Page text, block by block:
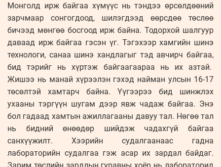
Монголд ирж байгаа хүмүүс нь тэндээ өрсөлдөөний
зарчмаар сонгогдоод, шилэгдээд өөрсдөө төслөө
бичээд мөнгөө босгоод ирж байна. Тодорхой шалгуур
даваад ирж байгаа гэсэн үг. Тэгэхээр хамгийн шинэ
технологи, санаа шинэ хандлагыг тэд авчирч байгаа,
бид тэрийг нь хүртэж байгаагаараа нь их азтай.
Жишээ нь манай хүрээлэн гэхэд найман улсын 16-17
төсөлтэй хамтарч байна. Үүгээрээ бид шинжлэх
ухааны тэргүүн шугам дээр явж чадаж байгаа. Энэ
бол гадаад хамтын ажиллагааны давуу тал. Нөгөө тал
нь бидний өнөөдөр шийдэж чадахгүй байгаа
санхүүжилт. Хээрийн судалгаанаас гадна
лабораторийн судалгаа гэж асар их зардал байдаг.